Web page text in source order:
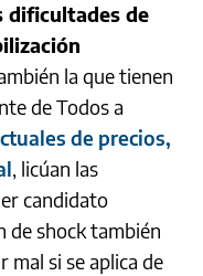
dificultades de
la que tienen
de Todos a
de precios,
, licúan las
candidato
de shock también
si se aplica de